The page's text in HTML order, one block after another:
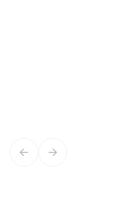
Previous slide
Next slide